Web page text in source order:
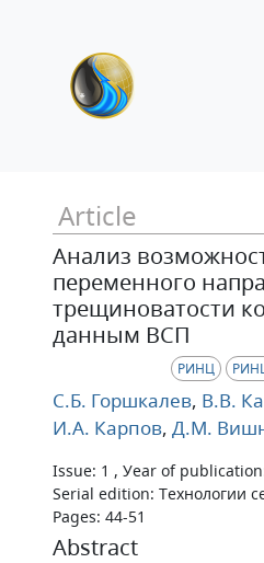
Article
Анализ
переменного
трещиноватости
данным ВСП
РИНЦ
С.Б. Горшкалев, В.В.
И.А. Карпов, Д.М.
Issue: 1 , Уear of
Serial edition: Технологии
Pages: 44-51
Abstract